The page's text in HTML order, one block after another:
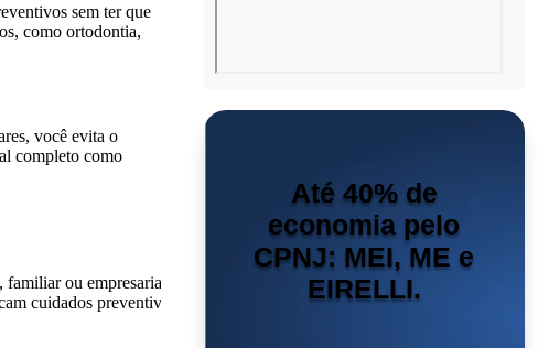
sem ter que
como ortodontia,
você evita o
completo como
ou empresarial.
cuidados preventivos
Até 40% de
economia pelo
CPNJ: MEI, ME e
EIRELLI.